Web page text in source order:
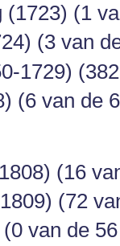
(1723) (1
(3 van
1729)
(6 van de
(16
(72
van de